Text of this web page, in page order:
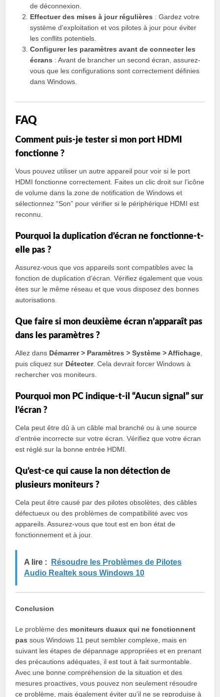
de déconnexion.
Effectuer des mises à jour régulières : Gardez votre
système d’exploitation et vos pilotes à jour pour éviter
les conflits potentiels.
Configurer les paramètres avant de connecter les
écrans : Avant de brancher un second écran, assurez-
vous que les configurations sont correctement définies
dans Windows.
FAQ
Comment puis-je tester si mon port HDMI
fonctionne ?
Vous pouvez utiliser un autre appareil pour voir si le port
HDMI fonctionne correctement. Faites un clic droit sur l’icône
de volume dans la zone de notification de Windows et
sélectionnez “Son” pour vérifier si le périphérique HDMI est
reconnu.
Pourquoi la duplication d’écran ne fonctionne-t-
elle pas ?
Assurez-vous que vos appareils sont compatibles avec la
fonction de duplication d’écran. Vérifiez également que vous
êtes sur le même réseau et que vous disposez des bonnes
autorisations.
Que faire si mon deuxième écran n’apparaît pas
dans les paramètres ?
Allez dans Démarrer > Paramètres > Système > Affichage
puis cliquez sur Détecter. Cela devrait forcer Windows à
rechercher vos moniteurs.
Pourquoi mon PC indique-t-il “Aucun signal” sur
l’écran ?
Cela peut être dû à un câble mal branché ou à une source
d’entrée incorrecte sur votre écran. Vérifiez que votre écran
est réglé sur la bonne entrée HDMI.
Qu’est-ce qui cause la non détection de
plusieurs moniteurs ?
Cela peut être causé par des pilotes obsolètes, des câbles
défectueux ou des problèmes de compatibilité avec vos
appareils. Assurez-vous que tout est en bon état de
fonctionnement et à jour.
A lire :
Résoudre les Problèmes de Pilotes
Audio Realtek sous Windows 10
Conclusion
Le problème des moniteurs duaux qui ne fonctionnent
pas sous Windows 11 peut sembler complexe, mais en
suivant les étapes de dépannage appropriées et en prenant
des précautions adéquates, il est tout à fait surmontable.
Avec une bonne compréhension de la situation et des
mesures proactives, vous pouvez non seulement résoudre
ce problème, mais également éviter qu’il ne se reproduise à